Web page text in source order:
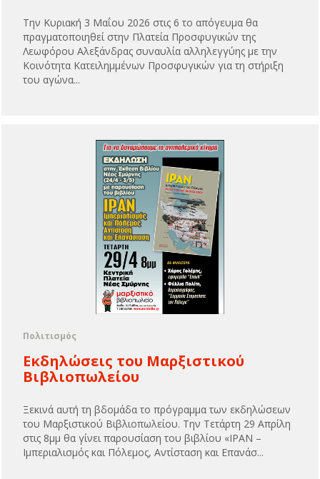
Την Κυριακή 3 Μαΐου 2026 στις 6 το απόγευμα θα
πραγματοποιηθεί στην Πλατεία Προσφυγικών της
Λεωφόρου Αλεξάνδρας συναυλία αλληλεγγύης με την
Κοινότητα Κατειλημμένων Προσφυγικών για τη στήριξη
του αγώνα...
Πολιτισμός
Εκδηλώσεις του Μαρξιστικού
Βιβλιοπωλείου
Ξεκινά αυτή τη βδομάδα το πρόγραμμα των εκδηλώσεων
του Μαρξιστικού Βιβλιοπωλείου. Την Τετάρτη 29 Απρίλη
στις 8μμ θα γίνει παρουσίαση του βιβλίου «ΙΡΑΝ –
Ιμπεριαλισμός και Πόλεμος, Αντίσταση και Επανάσ...